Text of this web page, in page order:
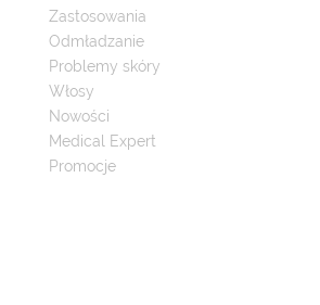
Zastosowania
Odmładzanie
Problemy skóry
Włosy
Nowości
Medical Expert
Promocje